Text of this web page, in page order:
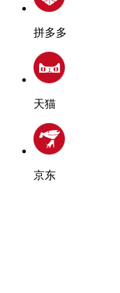
拼多多
天猫
京东